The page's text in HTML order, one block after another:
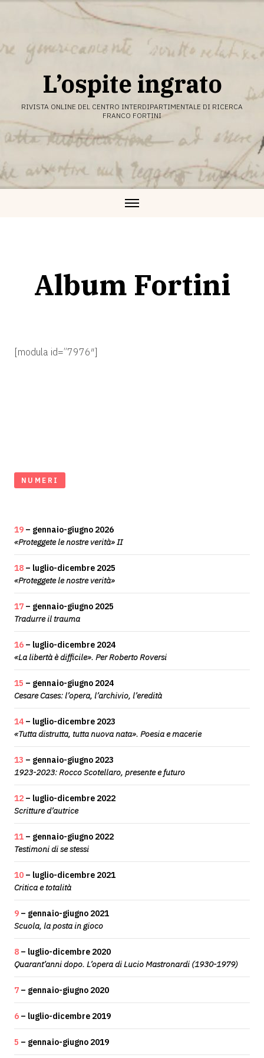
L’ospite ingrato
RIVISTA ONLINE DEL CENTRO INTERDIPARTIMENTALE DI RICERCA
FRANCO FORTINI
Album Fortini
[modula id=”7976″]
NUMERI
19 – gennaio-giugno 2026
«Proteggete le nostre verità» II
18 – luglio-dicembre 2025
«Proteggete le nostre verità»
17 – gennaio-giugno 2025
Tradurre il trauma
16 – luglio-dicembre 2024
«La libertà è difficile». Per Roberto Roversi
15 – gennaio-giugno 2024
Cesare Cases: l’opera, l’archivio, l’eredità
14 – luglio-dicembre 2023
«Tutta distrutta, tutta nuova nata». Poesia e macerie
13 – gennaio-giugno 2023
1923-2023: Rocco Scotellaro, presente e futuro
12 – luglio-dicembre 2022
Scritture d’autrice
11 – gennaio-giugno 2022
Testimoni di se stessi
10 – luglio-dicembre 2021
Critica e totalità
9 – gennaio-giugno 2021
Scuola, la posta in gioco
8 – luglio-dicembre 2020
Quarant’anni dopo. L’opera di Lucio Mastronardi (1930-1979)
7 – gennaio-giugno 2020
6 – luglio-dicembre 2019
5 – gennaio-giugno 2019